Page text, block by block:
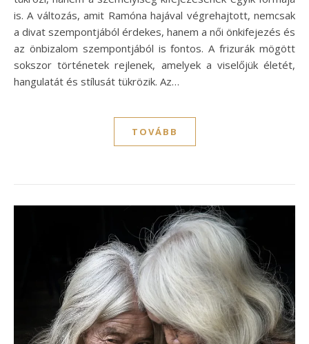
is. A változás, amit Ramóna hajával végrehajtott, nemcsak
a divat szempontjából érdekes, hanem a női önkifejezés és
az önbizalom szempontjából is fontos. A frizurák mögött
sokszor történetek rejlenek, amelyek a viselőjük életét,
hangulatát és stílusát tükrözik. Az…
TOVÁBB